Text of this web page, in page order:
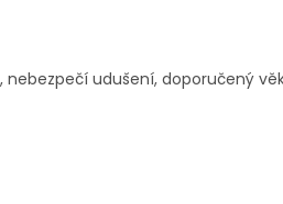
udušení, doporučený